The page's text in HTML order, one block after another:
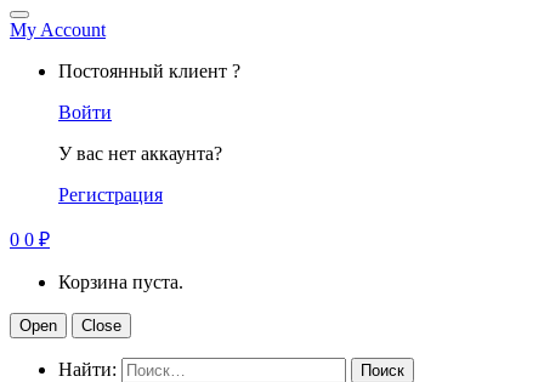
My Account
Постоянный клиент ?
Войти
У вас нет аккаунта?
Регистрация
0 0 ₽
Корзина пуста.
Open Close
Найти: